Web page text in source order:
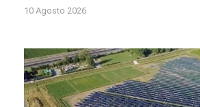
10 Agosto 2026